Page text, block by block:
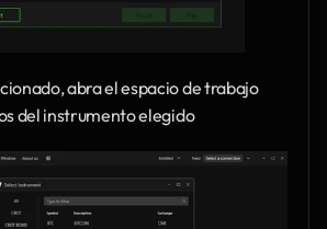
abra el espacio de trabajo
del instrumento elegido